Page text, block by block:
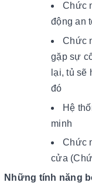
Chức
động an
Chức
gặp sự
lại, tủ sẽ
đó
Hệ
minh
Chức
cửa
Những tính năng